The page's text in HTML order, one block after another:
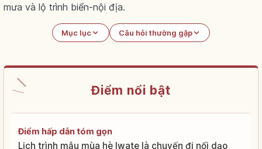
mưa và lộ trình biển-nội địa.
Mục lục Câu hỏi thường gặp
Điểm nổi bật
Điểm hấp dẫn tóm gọn
Lịch trình mẫu mùa hè Iwate là chuyến đi nối dạo